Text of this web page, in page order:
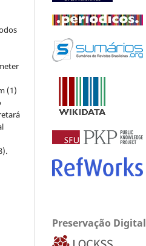
(1)
Preservação Digital